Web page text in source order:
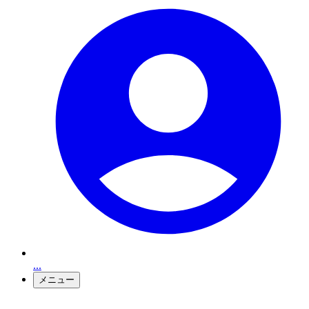
...
メニュー